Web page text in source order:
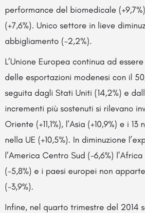
performance del biomedicale
(+7,6%). Unico settore in lieve
abbigliamento (-2,2%).
L’Unione Europea continua ad
delle esportazioni modenesi con il
seguita dagli Stati Uniti (14,2%) e
incrementi più sostenuti si rilevano
Oriente (+11,1%), l’Asia (+10,9%) e i
nella UE (+10,5%). In diminuzione
l’America Centro Sud (-6,6%)
(-5,8%) e i paesi europei non
(-3,9%).
Infine, nel quarto trimestre del 2014